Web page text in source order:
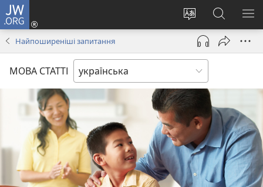
JW.ORG
Змінити
мову
сайту
Увійти
(відкривається
новому
вікні)
Пошук
на
сайті
Найпоширеніші запитання
МОВА СТАТТІ